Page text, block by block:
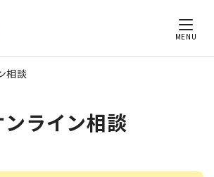
MENU
相談
ンライン相談